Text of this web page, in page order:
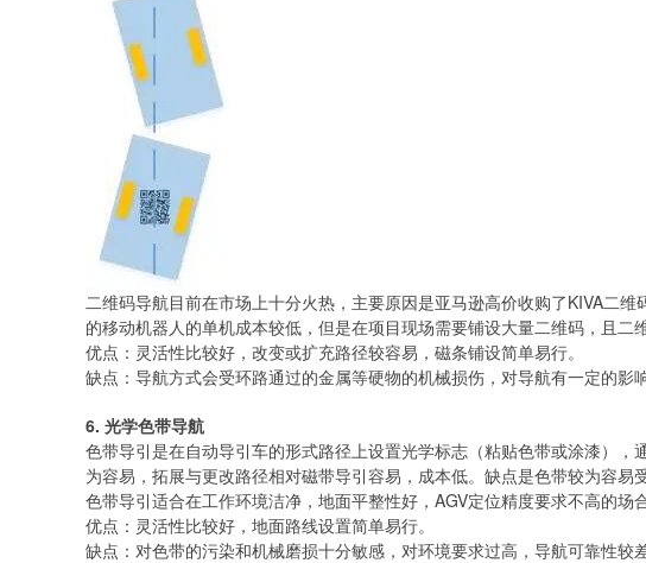
二维码导航目前在市场上十分火热，主要原因是亚马逊高价收购了KIVA二
的移动机器人的单机成本较低，但是在项目现场需要铺设大量二维码，且二
优点：灵活性比较好，改变或扩充路径较容易，磁条铺设简单易行。
缺点：导航方式会受环路通过的金属等硬物的机械损伤，对导航有一定的影
6. 光学色带导航
色带导引是在自动导引车的形式路径上设置光学标志（粘贴色带或涂漆）
为容易，拓展与更改路径相对磁带导引容易，成本低。缺点是色带较为容
色带导引适合在工作环境洁净，地面平整性好，AGV定位精度要求不高的场合
优点：灵活性比较好，地面路线设置简单易行。
缺点：对色带的污染和机械磨损十分敏感，对环境要求过高，导航可靠性较